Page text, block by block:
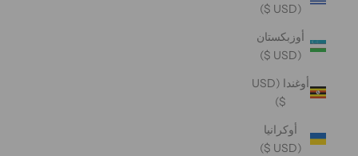
(USD $)
أوزبكستان
(USD $)
أوغندا (USD
$)
أوكرانيا
(USD $)